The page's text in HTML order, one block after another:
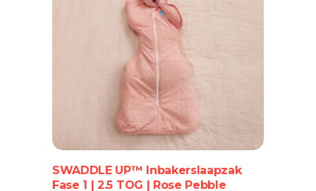
Dit
product
heeft
meerdere
variaties.
Deze
optie
kan
gekozen
SWADDLE UP™ Inbakerslaapzak
Fase 1 | 2.5 TOG | Rose Pebble